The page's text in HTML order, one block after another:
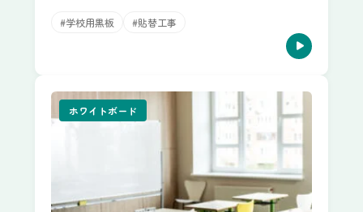
#学校用黒板 #貼替工事
ホワイトボード